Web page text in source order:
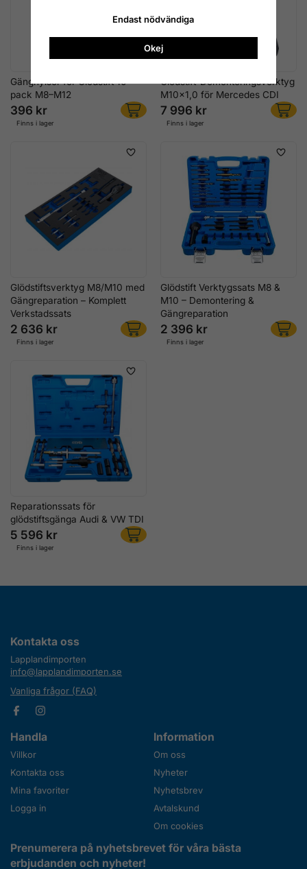
Gänghylsor för Glödstift 10-
pack M8–M12
396 kr
Finns i lager
Glödstift-Demonteringsverktyg
M10x1,0 för Mercedes CDI
7 996 kr
Finns i lager
Glödstiftsverktyg M8/M10 med
Gängreparation – Komplett
Verkstadssats
2 636 kr
Finns i lager
Glödstift Verktygssats M8 &
M10 – Demontering &
Gängreparation
2 396 kr
Finns i lager
Reparationssats för
glödstiftsgänga Audi & VW TDI
5 596 kr
Finns i lager
Kontakta oss
Lapplandimporten
info@lapplandimporten.se
Vanliga frågor (FAQ)
Handla
Villkor
Kontakta oss
Mina favoriter
Logga in
Information
Om oss
Nyheter
Nyhetsbrev
Avtalskund
Om cookies
Prenumerera på nyhetsbrevet för våra bästa
erbjudanden och nyheter!
Endast nödvändiga
Okej